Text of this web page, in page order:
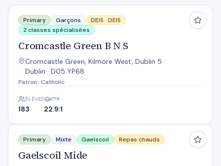
Cromcastle Green B N S
Primary Garçons DEIS · DEIS
2 classes spécialisées
Cromcastle Green B N S
Cromcastle Green, Kilmore West, Dublin 5 ·
Dublin · D05 YP68
Patron : Catholic
ÉLÈVES
183
PTR
22.9:1
Gaelscoil Mide
Primary Mixte Gaelscoil Repas chauds
Gaelscoil Mide